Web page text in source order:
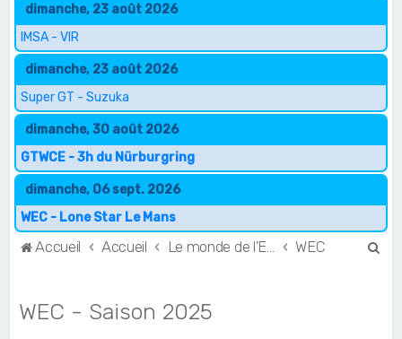
dimanche, 23 août 2026
IMSA - VIR
dimanche, 23 août 2026
Super GT - Suzuka
dimanche, 30 août 2026
GTWCE - 3h du Nürburgring
dimanche, 06 sept. 2026
WEC - Lone Star Le Mans
Accueil Accueil WEC
WEC - Saison 2025